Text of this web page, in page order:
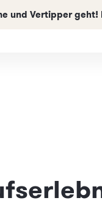
und Vertipper geht!